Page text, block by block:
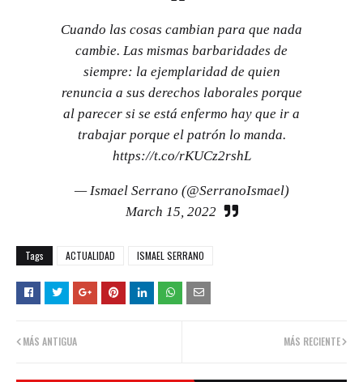
Cuando las cosas cambian para que nada
cambie. Las mismas barbaridades de
siempre: la ejemplaridad de quien
renuncia a sus derechos laborales porque
al parecer si se está enfermo hay que ir a
trabajar porque el patrón lo manda.
https://t.co/rKUCz2rshL
— Ismael Serrano (@SerranoIsmael)
March 15, 2022
Tags ACTUALIDAD ISMAEL SERRANO
MÁS RECIENTE
MÁS ANTIGUA